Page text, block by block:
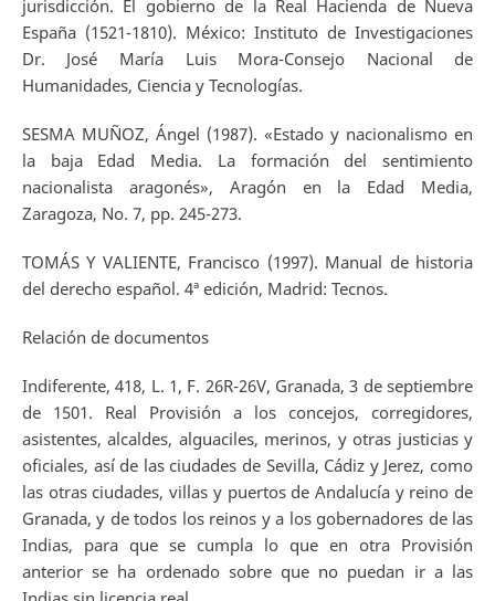
jurisdicción. El gobierno de la Real Hacienda de Nueva
España (1521-1810). México: Instituto de Investigaciones
Dr. José María Luis Mora-Consejo Nacional de
Humanidades, Ciencia y Tecnologías.
SESMA MUÑOZ, Ángel (1987). «Estado y nacionalismo en
la baja Edad Media. La formación del sentimiento
nacionalista aragonés», Aragón en la Edad Media,
Zaragoza, No. 7, pp. 245-273.
TOMÁS Y VALIENTE, Francisco (1997). Manual de historia
del derecho español. 4ª edición, Madrid: Tecnos.
Relación de documentos
Indiferente, 418, L. 1, F. 26R-26V, Granada, 3 de septiembre
de 1501. Real Provisión a los concejos, corregidores,
asistentes, alcaldes, alguaciles, merinos, y otras justicias y
oficiales, así de las ciudades de Sevilla, Cádiz y Jerez, como
las otras ciudades, villas y puertos de Andalucía y reino de
Granada, y de todos los reinos y a los gobernadores de las
Indias, para que se cumpla lo que en otra Provisión
anterior se ha ordenado sobre que no puedan ir a las